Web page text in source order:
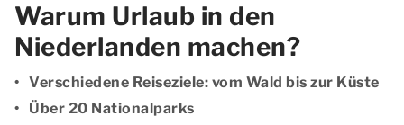
Warum Urlaub in den
Niederlanden machen?
Verschiedene Reiseziele: vom Wald bis zur Küste
Über 20 Nationalparks